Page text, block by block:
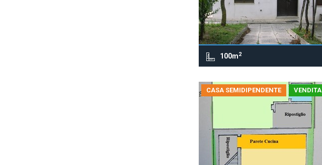
100m2
CASA SEMIDIPENDENTE VENDITA